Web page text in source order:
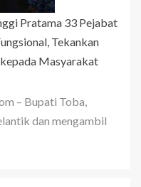
Pratama 33 Pejabat
Tekankan
Masyarakat
– Bupati Toba,
dan mengambil